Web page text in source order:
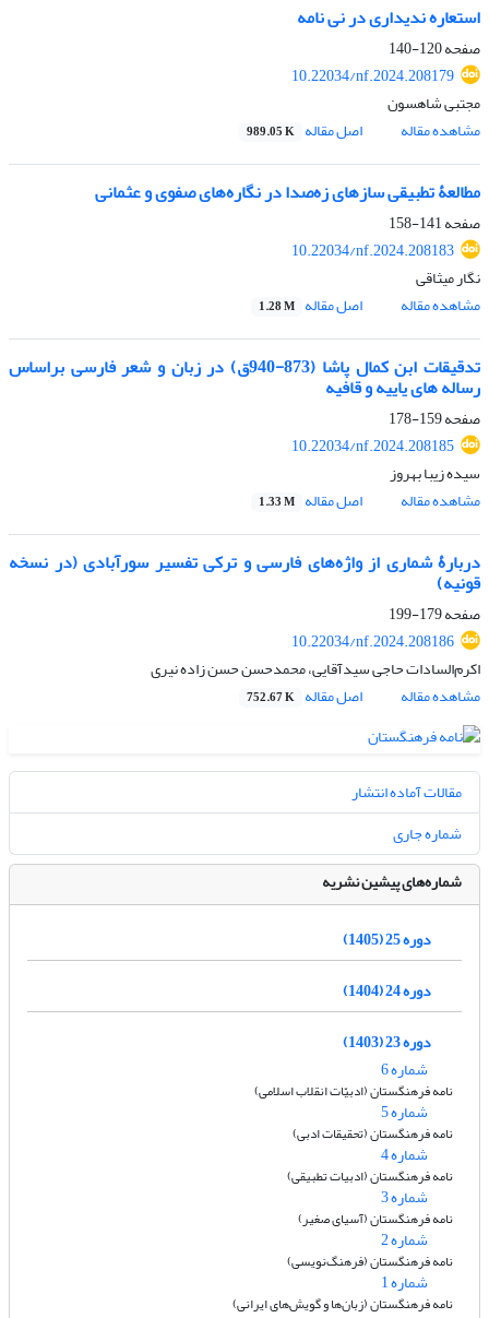
استعاره ندیداری در نی نامه
صفحه120-140
10.22034/nf.2024.208179
مجتبی شاهسون
مشاهده مقاله
اصل مقاله 989.05 K
مطالعۀ‌‏ تطبیقی سازهای زه‌‏صدا در نگاره‌‏های صفوی و عثمانی
صفحه141-158
10.22034/nf.2024.208183
نگار میثاقی
مشاهده مقاله
اصل مقاله 1.28 M
تدقیقات ابن کمال پاشا (873-940ق) در زبان و شعر فارسی براساس
رساله های یاییه و قافیه
صفحه159-178
10.22034/nf.2024.208185
سیده زیبا بهروز
مشاهده مقاله
اصل مقاله 1.33 M
دربارۀ شماری از واژه‌های فارسی و ترکی تفسیر سورآبادی (در نسخه
قونیه)
صفحه179-199
10.22034/nf.2024.208186
اکرم‌السادات حاجی سیدآقایی، محمدحسن حسن زاده نیری
مشاهده مقاله
اصل مقاله 752.67 K
مقالات آماده انتشار
شماره جاری
شماره‌های پیشین نشریه
دوره 25 (1405)
دوره 24 (1404)
دوره 23 (1403)
شماره 6
نامه فرهنگستان (ادبیّات انقلاب اسلامی)
شماره 5
نامه فرهنگستان (تحقیقات ادبی)
شماره 4
نامه فرهنگستان (ادبیات تطبیقی)
شماره 3
نامه فرهنگستان (آسیای صغیر)
شماره 2
نامه فرهنگستان (فرهنگ‌نویسی)
شماره 1
نامه فرهنگستان (زبان‌ها و گویش‌های ایرانی)